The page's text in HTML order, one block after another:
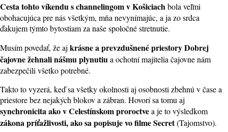
Cesta tohto víkendu s channelingom v Košiciachbola veľmi
obohacujúca pre nás všetkým, mňa nevynímajúc, a ja zo srdca
ďakujem týmto bytostiam za naše spoločné stretnutie.
Musím povedať, že aj krásne a prevzdušnené priestory Dobrej
čajovne žehnali nášmu plynutiua ochotní majitelia čajovne nám
zabezpečili všetko potrebné.
Takto to vyzerá, keď sa všetky okolnosti aj osobnosti zbehnú v čase a
priestore bez nejakých blokov a zábran. Hovorí sa tomu aj
synchronicita ako v Celestínskom proroctvea je to výsledkom
zákona príťažlivosti, ako sa popisuje vo filme Secret(Tajomstvo).